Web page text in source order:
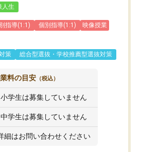
人生
指導(1:1) 個別指導(1:1)
映像授業
策 総合型選抜・学校推薦型選抜対策
料の目安 （税込）
小学生は募集していません
中学生は募集していません
細はお問い合わせください